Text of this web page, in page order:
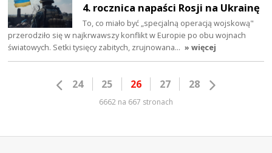
4. rocznica napaści Rosji na Ukrainę
To, co miało być „specjalną operacją wojskową"
przerodziło się w najkrwawszy konflikt w Europie po obu wojnach
światowych. Setki tysięcy zabitych, zrujnowana… » więcej
24 25 26 27 28
6662 na 667 stronach